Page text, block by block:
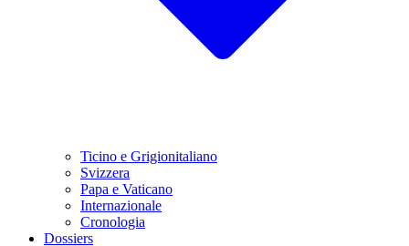
Ticino e Grigionitaliano
Svizzera
Papa e Vaticano
Internazionale
Cronologia
Dossiers